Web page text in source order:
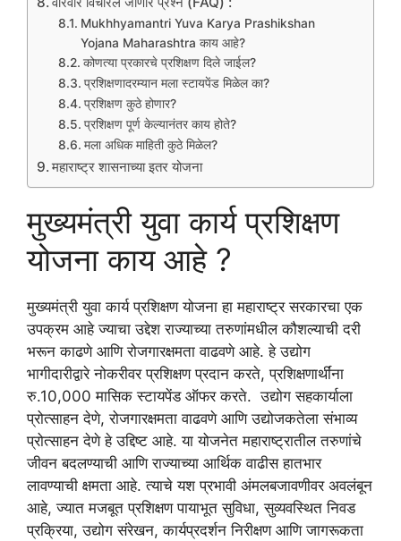
Mukhhyamantri Yuva Karya Prashikshan
Yojana Maharashtra काय आहे?
कोणत्या प्रकारचे प्रशिक्षण दिले जाईल?
प्रशिक्षणादरम्यान मला स्टायपेंड मिळेल का?
प्रशिक्षण कुठे होणार?
प्रशिक्षण पूर्ण केल्यानंतर काय होते?
मला अधिक माहिती कुठे मिळेल?
महाराष्ट्र शासनाच्या इतर योजना
मुख्यमंत्री युवा कार्य प्रशिक्षण
योजना काय आहे ?
मुख्यमंत्री युवा कार्य प्रशिक्षण योजना हा महाराष्ट्र सरकारचा एक
उपक्रम आहे ज्याचा उद्देश राज्याच्या तरुणांमधील कौशल्याची दरी
भरून काढणे आणि रोजगारक्षमता वाढवणे आहे. हे उद्योग
भागीदारीद्वारे नोकरीवर प्रशिक्षण प्रदान करते, प्रशिक्षणार्थींना
रु.10,000 मासिक स्टायपेंड ऑफर करते. उद्योग सहकार्याला
प्रोत्साहन देणे, रोजगारक्षमता वाढवणे आणि उद्योजकतेला संभाव्य
प्रोत्साहन देणे हे उद्दिष्ट आहे. या योजनेत महाराष्ट्रातील तरुणांचे
जीवन बदलण्याची आणि राज्याच्या आर्थिक वाढीस हातभार
लावण्याची क्षमता आहे. त्याचे यश प्रभावी अंमलबजावणीवर अवलंबून
आहे, ज्यात मजबूत प्रशिक्षण पायाभूत सुविधा, सुव्यवस्थित निवड
प्रक्रिया, उद्योग संरेखन, कार्यप्रदर्शन निरीक्षण आणि जागरूकता